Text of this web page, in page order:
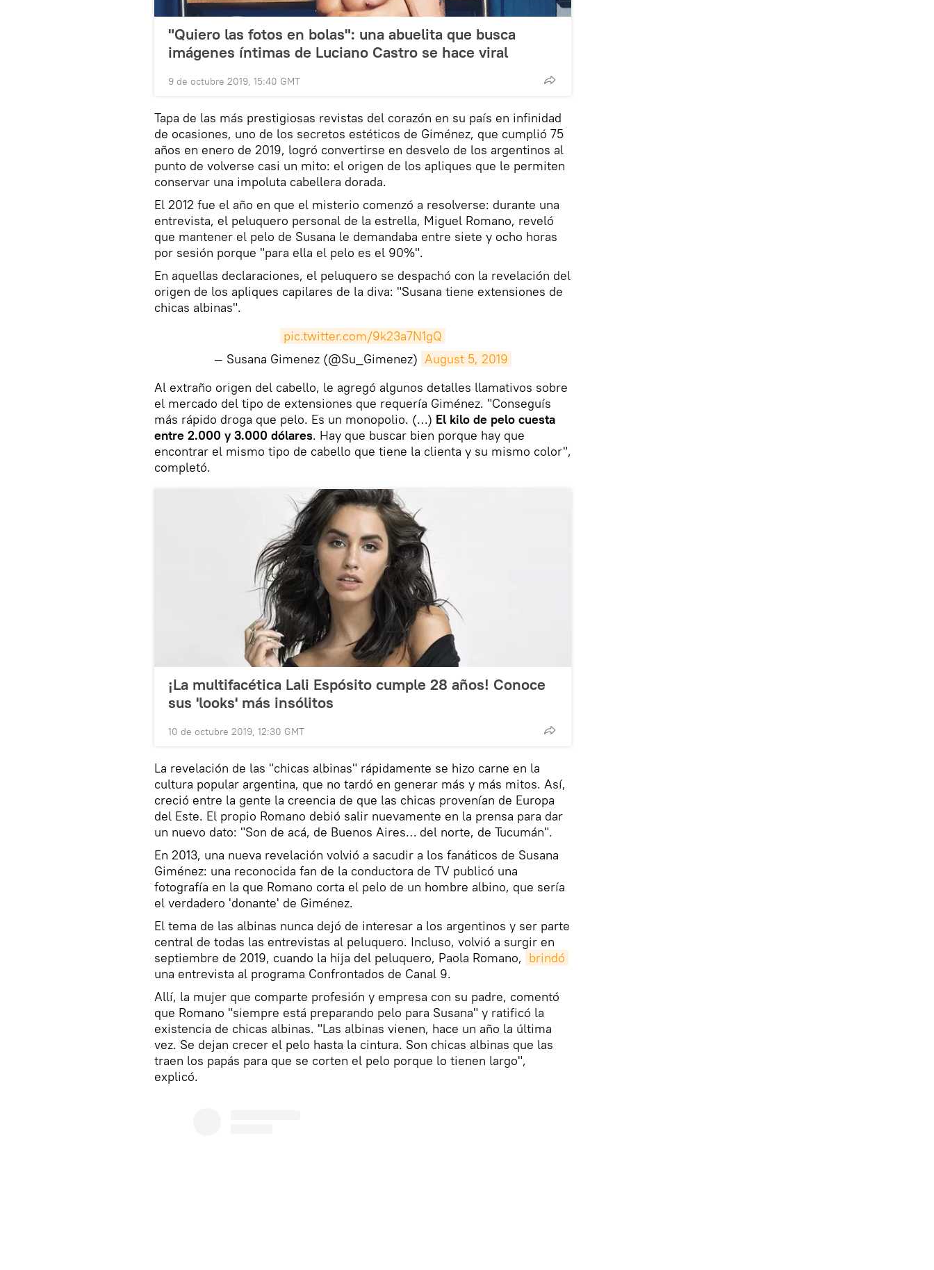
"Quiero las fotos en bolas": una abuelita que busca
imágenes íntimas de Luciano Castro se hace viral
9 de octubre 2019, 15:40 GMT
Tapa de las más prestigiosas revistas del corazón en su país en infinidad
de ocasiones, uno de los secretos estéticos de Giménez, que cumplió 75
años en enero de 2019, logró convertirse en desvelo de los argentinos al
punto de volverse casi un mito: el origen de los apliques que le permiten
conservar una impoluta cabellera dorada.
El 2012 fue el año en que el misterio comenzó a resolverse: durante una
entrevista, el peluquero personal de la estrella, Miguel Romano, reveló
que mantener el pelo de Susana le demandaba entre siete y ocho horas
por sesión porque "para ella el pelo es el 90%".
En aquellas declaraciones, el peluquero se despachó con la revelación del
origen de los apliques capilares de la diva: "Susana tiene extensiones de
chicas albinas".
pic.twitter.com/9k23a7N1gQ
— Susana Gimenez (@Su_Gimenez) August 5, 2019
Al extraño origen del cabello, le agregó algunos detalles llamativos sobre
el mercado del tipo de extensiones que requería Giménez. "Conseguís
más rápido droga que pelo. Es un monopolio. (…) El kilo de pelo cuesta
entre 2.000 y 3.000 dólares. Hay que buscar bien porque hay que
encontrar el mismo tipo de cabello que tiene la clienta y su mismo color",
completó.
¡La multifacética Lali Espósito cumple 28 años! Conoce
sus 'looks' más insólitos
10 de octubre 2019, 12:30 GMT
La revelación de las "chicas albinas" rápidamente se hizo carne en la
cultura popular argentina, que no tardó en generar más y más mitos. Así,
creció entre la gente la creencia de que las chicas provenían de Europa
del Este. El propio Romano debió salir nuevamente en la prensa para dar
un nuevo dato: "Son de acá, de Buenos Aires… del norte, de Tucumán".
En 2013, una nueva revelación volvió a sacudir a los fanáticos de Susana
Giménez: una reconocida fan de la conductora de TV publicó una
fotografía en la que Romano corta el pelo de un hombre albino, que sería
el verdadero 'donante' de Giménez.
El tema de las albinas nunca dejó de interesar a los argentinos y ser parte
central de todas las entrevistas al peluquero. Incluso, volvió a surgir en
septiembre de 2019, cuando la hija del peluquero, Paola Romano, brindó
una entrevista al programa Confrontados de Canal 9.
Allí, la mujer que comparte profesión y empresa con su padre, comentó
que Romano "siempre está preparando pelo para Susana" y ratificó la
existencia de chicas albinas. "Las albinas vienen, hace un año la última
vez. Se dejan crecer el pelo hasta la cintura. Son chicas albinas que las
traen los papás para que se corten el pelo porque lo tienen largo",
explicó.